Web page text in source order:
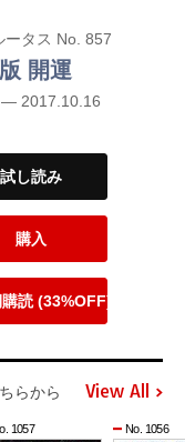
タス No. 857
開運
2017.10.16
試し読み
購入
読 (33%OFF)
らから View All
1057 No. 1056